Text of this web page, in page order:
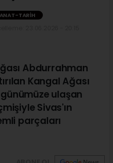
TARIH
Abdurrahman
Kangal Ağası
ulaşan
Sivas'ın
parçaları